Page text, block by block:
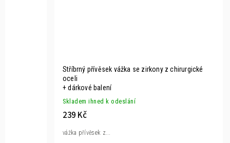
Stříbrný přívěsek vážka se zirkony z chirurgické
oceli
+ dárkové balení
Skladem ihned k odeslání
239 Kč
vážka přívěsek z...